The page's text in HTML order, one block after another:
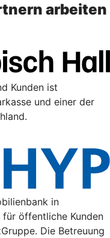
arbeiten
Kunden ist
und einer der
in
öffentliche Kunden
Die Betreuung